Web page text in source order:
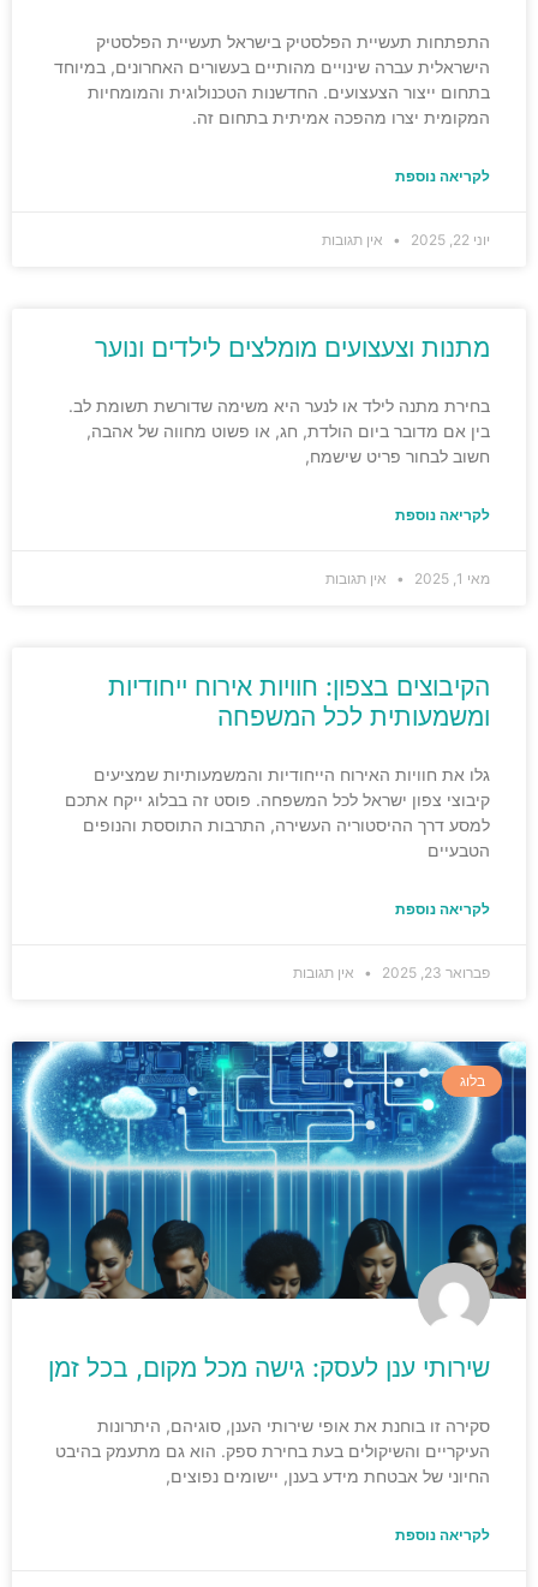
התפתחות תעשיית הפלסטיק בישראל תעשיית הפלסטיק
הישראלית עברה שינויים מהותיים בעשורים האחרונים, במיוחד
בתחום ייצור הצעצועים. החדשנות הטכנולוגית והמומחיות
המקומית יצרו מהפכה אמיתית בתחום זה.
לקריאה נוספת
יוני 22, 2025 אין תגובות
מתנות וצעצועים מומלצים לילדים ונוער
בחירת מתנה לילד או לנער היא משימה שדורשת תשומת לב.
בין אם מדובר ביום הולדת, חג, או פשוט מחווה של אהבה,
חשוב לבחור פריט שישמח,
לקריאה נוספת
מאי 1, 2025 אין תגובות
הקיבוצים בצפון: חוויות אירוח ייחודיות
ומשמעותית לכל המשפחה
גלו את חוויות האירוח הייחודיות והמשמעותיות שמציעים
קיבוצי צפון ישראל לכל המשפחה. פוסט זה בבלוג ייקח אתכם
למסע דרך ההיסטוריה העשירה, התרבות התוססת והנופים
הטבעיים
לקריאה נוספת
פברואר 23, 2025 אין תגובות
בלוג
שירותי ענן לעסק: גישה מכל מקום, בכל זמן
סקירה זו בוחנת את אופי שירותי הענן, סוגיהם, היתרונות
העיקריים והשיקולים בעת בחירת ספק. הוא גם מתעמק בהיבט
החיוני של אבטחת מידע בענן, יישומים נפוצים,
לקריאה נוספת